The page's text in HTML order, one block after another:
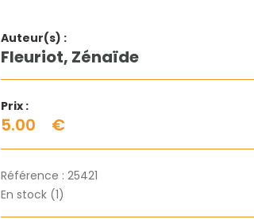
Auteur(s) :
Fleuriot, Zénaïde
Prix :
5.00 €
Référence : 25421
En stock (1)